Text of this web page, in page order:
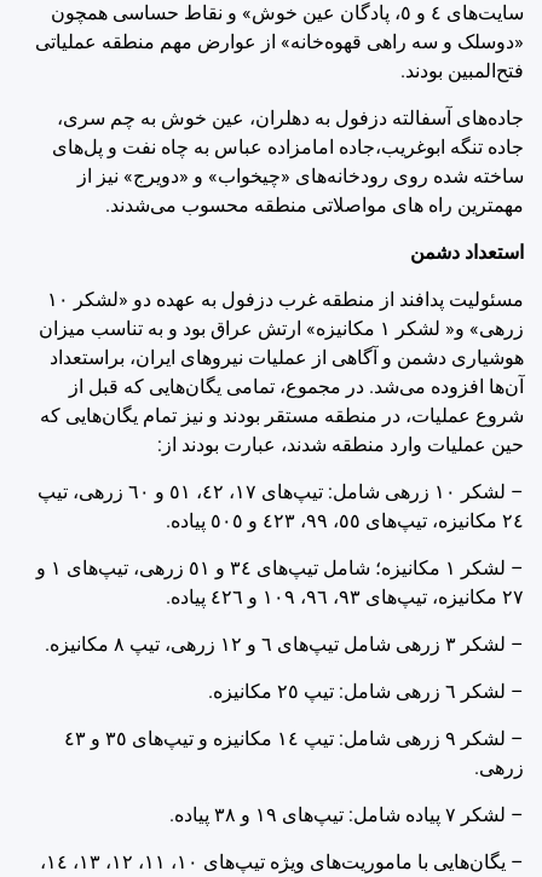
سایت‌های ‌٤ و ‌٥، پادگان عین خوش» و نقاط حساسی همچون
«دوسلک و سه راهی قهوه‌خانه» از عوارض مهم منطقه عملیاتی
فتح‌المبین بودند.
جاده‌های آسفالته دزفول به دهلران، عین خوش به چم سری،
جاده تنگه ابوغریب،جاده امامزاده عباس به چاه نفت و پل‌های
ساخته شده روی رودخانه‌های «چیخواب» و «دویرج» نیز از
مهمترین راه های مواصلاتی منطقه محسوب می‌شدند.
استعداد دشمن
مسئولیت پدافند از منطقه غرب دزفول به عهده دو «لشکر ‌١٠
زرهی» و« لشکر ‌١ مکانیزه» ارتش عراق بود و به تناسب میزان
هوشیاری دشمن و آگاهی از عملیات نیروهای ایران، براستعداد
آن‌ها افزوده می‌شد. در مجموع، تمامی یگان‌هایی که قبل از
شروع عملیات، در منطقه مستقر بودند و نیز تمام یگان‌هایی که
حین عملیات وارد منطقه شدند، عبارت بودند از:
– لشکر ‌١٠ زرهی شامل: تیپ‌های ‌١٧، ‌٤٢، ‌٥١ و ‌٦٠ زرهی، تیپ
‌٢٤ مکانیزه، تیپ‌های ‌٥٥، ‌٩٩، ‌٤٢٣ و ‌٥٠٥ پیاده.
– لشکر ‌١ مکانیزه؛ شامل تیپ‌های ‌٣٤ و ‌٥١ زرهی، تیپ‌های ‌١ و
‌٢٧ مکانیزه، تیپ‌های ‌٩٣، ‌٩٦، ‌١٠٩ و ‌٤٢٦ پیاده.
– لشکر ‌٣ زرهی شامل تیپ‌های ‌٦ و ‌١٢ زرهی، تیپ ‌٨ مکانیزه.
– لشکر ‌٦ زرهی شامل: تیپ ‌٢٥ مکانیزه.
– لشکر ‌٩ زرهی شامل: تیپ ‌١٤ مکانیزه و تیپ‌های ‌٣٥ و ‌٤٣
زرهی.
– لشکر ‌٧ پیاده شامل: تیپ‌های ‌١٩ و ‌٣٨ پیاده.
– یگان‌هایی با ماموریت‌های ویژه تیپ‌های ‌١٠، ‌١١، ‌١٢، ‌١٣، ‌١٤،